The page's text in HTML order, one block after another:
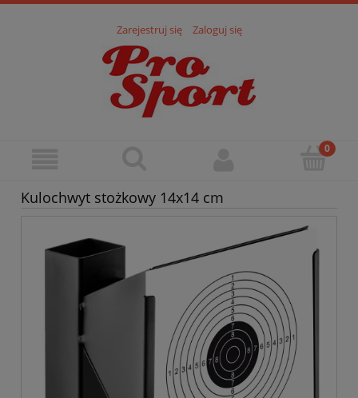
Zarejestruj się Zaloguj się
Kulochwyt stożkowy 14x14 cm